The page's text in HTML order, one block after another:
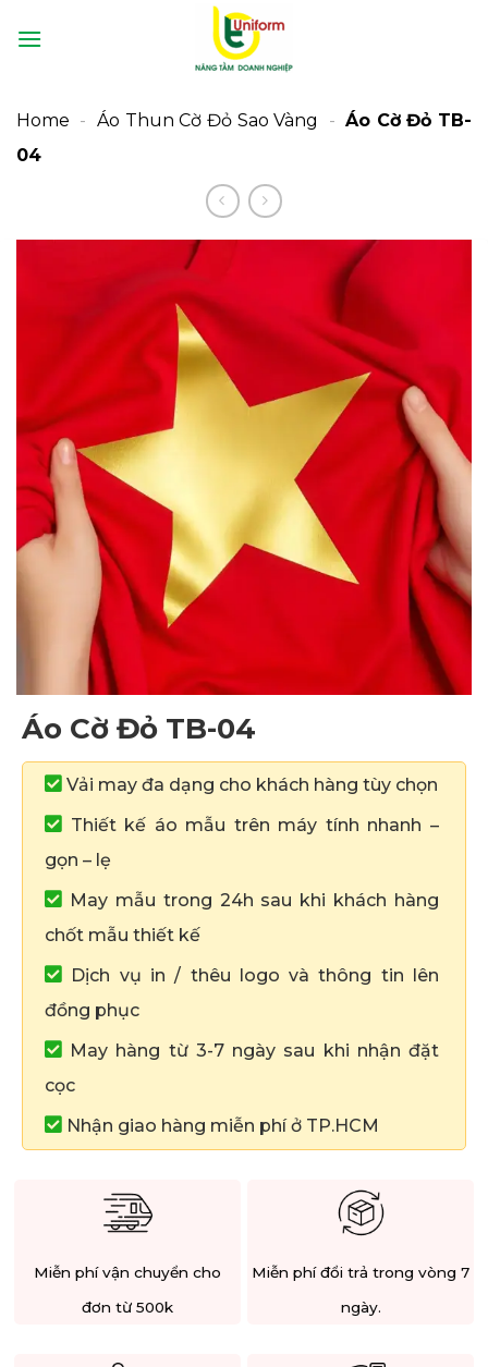
qua
Home - Áo Thun Cờ Đỏ Sao Vàng - Áo Cờ Đỏ TB-
04
Áo Cờ Đỏ TB-04
Vải may đa dạng cho khách hàng tùy chọn
Thiết kế áo mẫu trên máy tính nhanh –
gọn – lẹ
May mẫu trong 24h sau khi khách hàng
chốt mẫu thiết kế
Dịch vụ in / thêu logo và thông tin lên
đồng phục
May hàng từ 3-7 ngày sau khi nhận đặt
cọc
Nhận giao hàng miễn phí ở TP.HCM
Miễn phí vận chuyển cho
đơn từ 500k
Miễn phí đổi trả trong vòng 7
ngày.